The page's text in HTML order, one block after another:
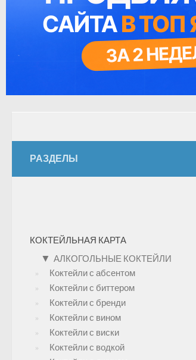
РАЗДЕЛЫ
КОКТЕЙЛЬНАЯ КАРТА
▼ АЛКОГОЛЬНЫЕ КОКТЕЙЛИ
Коктейли с абсентом
Коктейли с биттером
Коктейли с бренди
Коктейли с вином
Коктейли с виски
Коктейли с водкой